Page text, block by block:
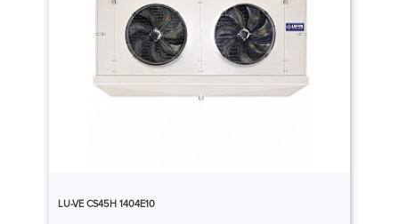
LU-VE CS45H 1404E10